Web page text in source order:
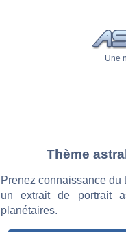
Une
Thème
Prenez connaissance du
un extrait de portrait
planétaires.